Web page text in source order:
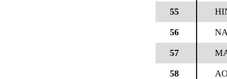
55
56
57
58